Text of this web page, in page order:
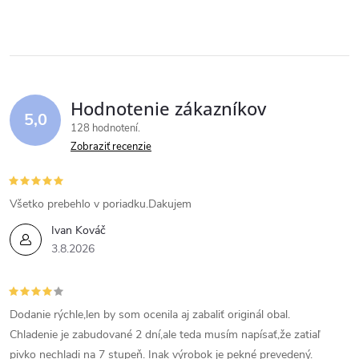
5,0 Hodnotenie zákazníkov
128 hodnotení
Zobraziť recenzie
Ivan Kováč
3.8.2026
Všetko prebehlo v poriadku.Dakujem
Dodanie rýchle,len by som ocenila aj zabaliť originál obal.
Chladenie je zabudované 2 dní,ale teda musím napísať,že zatiaľ
pivko nechladi na 7 stupeň. Inak výrobok je pekné prevedený.